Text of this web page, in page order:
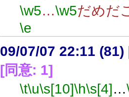
\w5…\w5だめだ
\e
09/07/07 22:11 (81)
[同意: 1]
\t\u\s[10]\h\s[4]…